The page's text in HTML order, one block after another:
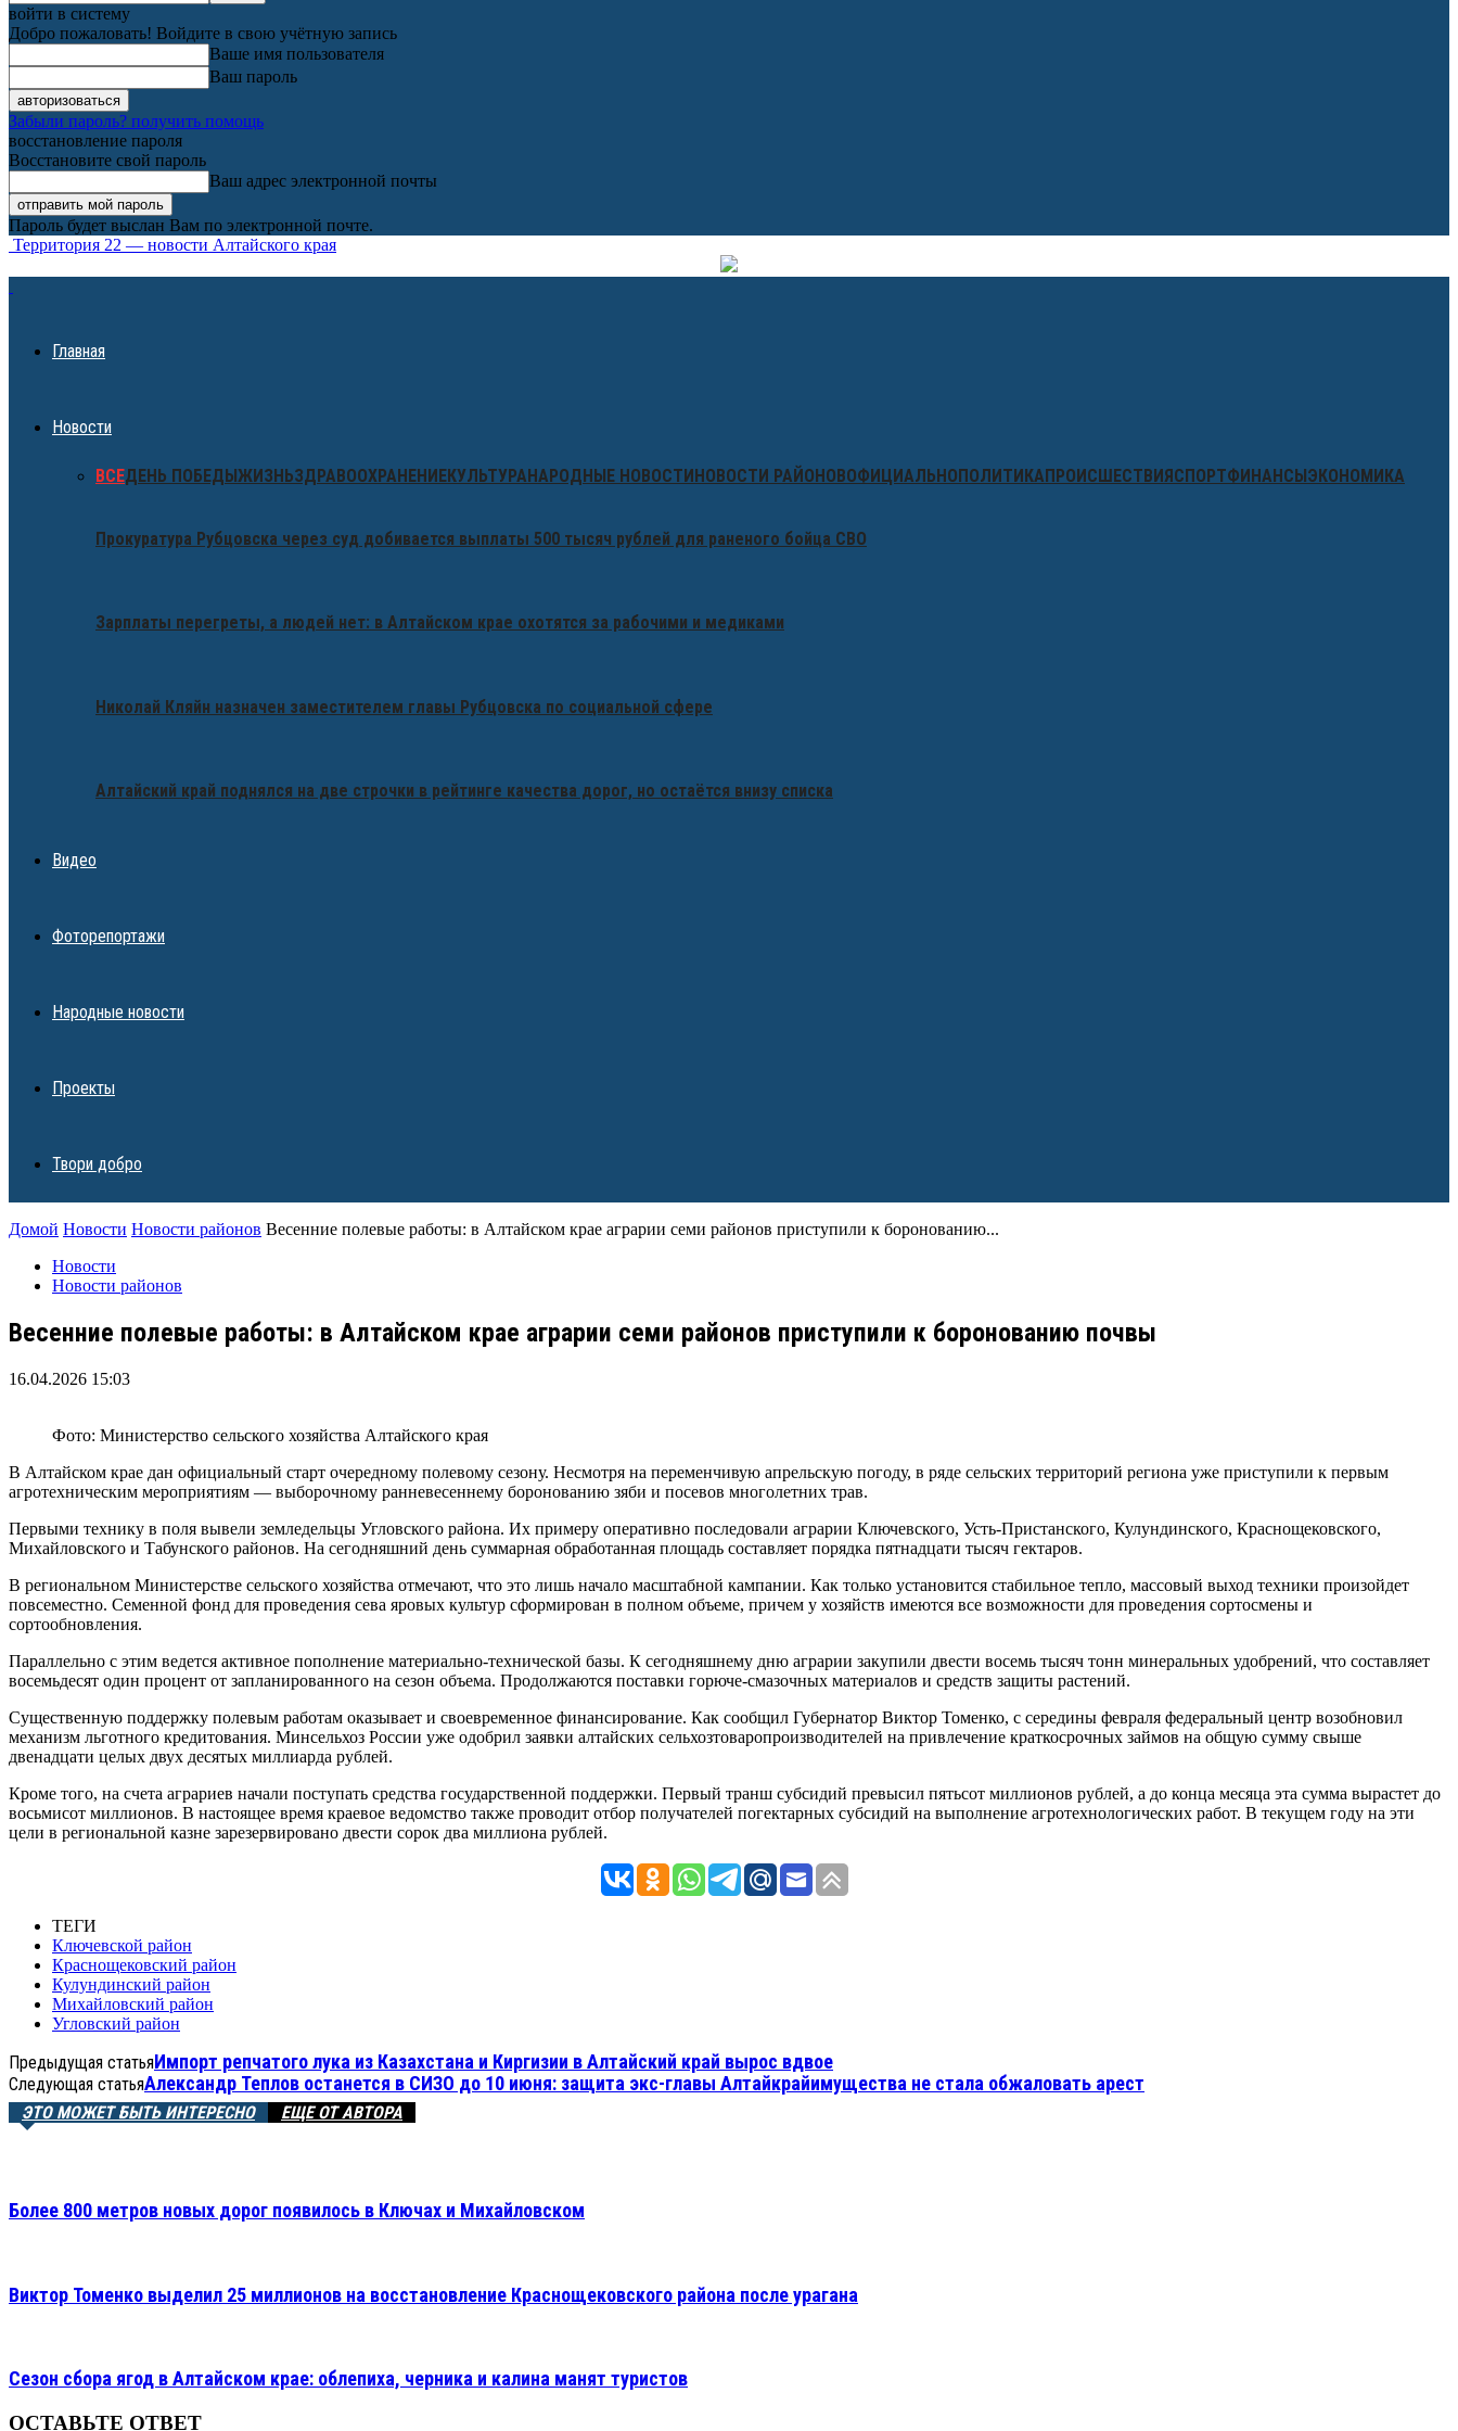
войти в систему
Добро пожаловать! Войдите в свою учётную запись
Ваше имя пользователя
Ваш пароль
Забыли пароль? получить помощь
восстановление пароля
Восстановите свой пароль
Ваш адрес электронной почты
Пароль будет выслан Вам по электронной почте.
Территория 22 — новости Алтайского края
Главная
Новости
ВСЕДЕНЬ ПОБЕДЫЖИЗНЬЗДРАВООХРАНЕНИЕКУЛЬТУРАНАРОДНЫЕ НОВОСТИНОВОСТИ РАЙОНОВОФИЦИАЛЬНОПОЛИТИКАПРОИСШЕСТВИЯСПОРТФИНАНСЫЭКОНОМИКА
Прокуратура Рубцовска через суд добивается выплаты 500 тысяч рублей для раненого бойца СВО
Зарплаты перегреты, а людей нет: в Алтайском крае охотятся за рабочими и медиками
Николай Кляйн назначен заместителем главы Рубцовска по социальной сфере
Алтайский край поднялся на две строчки в рейтинге качества дорог, но остаётся внизу списка
Видео
Фоторепортажи
Народные новости
Проекты
Твори добро
Домой Новости Новости районов Весенние полевые работы: в Алтайском крае аграрии семи районов приступили к боронованию...
Новости
Новости районов
Весенние полевые работы: в Алтайском крае аграрии семи районов приступили к боронованию почвы
16.04.2026 15:03
Фото: Министерство сельского хозяйства Алтайского края
В Алтайском крае дан официальный старт очередному полевому сезону. Несмотря на переменчивую апрельскую погоду, в ряде сельских территорий региона уже приступили к первым
агротехническим мероприятиям — выборочному ранневесеннему боронованию зяби и посевов многолетних трав.
Первыми технику в поля вывели земледельцы Угловского района. Их примеру оперативно последовали аграрии Ключевского, Усть-Пристанского, Кулундинского, Краснощековского,
Михайловского и Табунского районов. На сегодняшний день суммарная обработанная площадь составляет порядка пятнадцати тысяч гектаров.
В региональном Министерстве сельского хозяйства отмечают, что это лишь начало масштабной кампании. Как только установится стабильное тепло, массовый выход техники произойдет
повсеместно. Семенной фонд для проведения сева яровых культур сформирован в полном объеме, причем у хозяйств имеются все возможности для проведения сортосмены и
сортообновления.
Параллельно с этим ведется активное пополнение материально-технической базы. К сегодняшнему дню аграрии закупили двести восемь тысяч тонн минеральных удобрений, что составляет
восемьдесят один процент от запланированного на сезон объема. Продолжаются поставки горюче-смазочных материалов и средств защиты растений.
Существенную поддержку полевым работам оказывает и своевременное финансирование. Как сообщил Губернатор Виктор Томенко, с середины февраля федеральный центр возобновил
механизм льготного кредитования. Минсельхоз России уже одобрил заявки алтайских сельхозтоваропроизводителей на привлечение краткосрочных займов на общую сумму свыше
двенадцати целых двух десятых миллиарда рублей.
Кроме того, на счета аграриев начали поступать средства государственной поддержки. Первый транш субсидий превысил пятьсот миллионов рублей, а до конца месяца эта сумма вырастет до
восьмисот миллионов. В настоящее время краевое ведомство также проводит отбор получателей погектарных субсидий на выполнение агротехнологических работ. В текущем году на эти
цели в региональной казне зарезервировано двести сорок два миллиона рублей.
ТЕГИ
Ключевской район
Краснощековский район
Кулундинский район
Михайловский район
Угловский район
Предыдущая статьяИмпорт репчатого лука из Казахстана и Киргизии в Алтайский край вырос вдвое
Следующая статьяАлександр Теплов останется в СИЗО до 10 июня: защита экс-главы Алтайкрайимущества не стала обжаловать арест
ЭТО МОЖЕТ БЫТЬ ИНТЕРЕСНО ЕЩЕ ОТ АВТОРА
Более 800 метров новых дорог появилось в Ключах и Михайловском
Виктор Томенко выделил 25 миллионов на восстановление Краснощековского района после урагана
Сезон сбора ягод в Алтайском крае: облепиха, черника и калина манят туристов
ОСТАВЬТЕ ОТВЕТ